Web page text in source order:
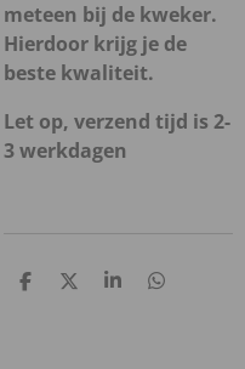
meteen bij de kweker.
Hierdoor krijg je de
beste kwaliteit.
Let op, verzend tijd is 2-
3 werkdagen
D
D
S
D